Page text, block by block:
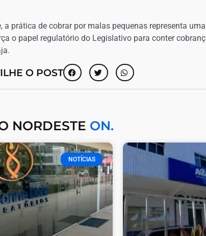
a prática de cobrar por malas pequenas representa
o papel regulatório do Legislativo para conter
O POST
NORDESTE ON.
NOTÍCIAS